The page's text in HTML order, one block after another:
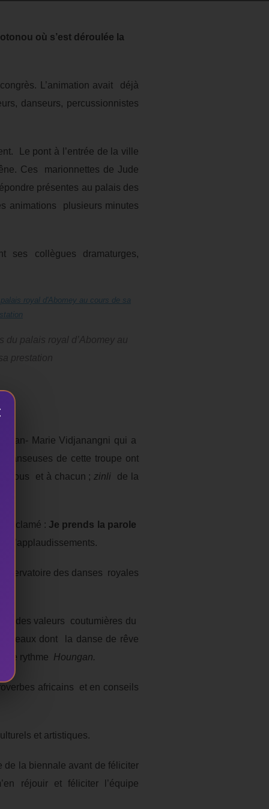
où s’est déroulée la
L’animation avait déjà
danseurs, percussionnistes
Le pont à l’entrée de la ville
Ces marionnettes de Jude
présentes au palais des
animations plusieurs minutes
ses collègues dramaturges,
du palais royal d’Abomey au
prestation
Jean- Marie Vidjanangni qui a
danseuses de cette troupe ont
à tous et à chacun ; zinli de la
déclamé : Je prends la parole
d’applaudissements.
des danses royales
des valeurs coutumières du
dont la danse de rêve
le rythme Houngan.
africains et en conseils
et artistiques.
de la biennale avant de féliciter
réjouir et féliciter l’équipe